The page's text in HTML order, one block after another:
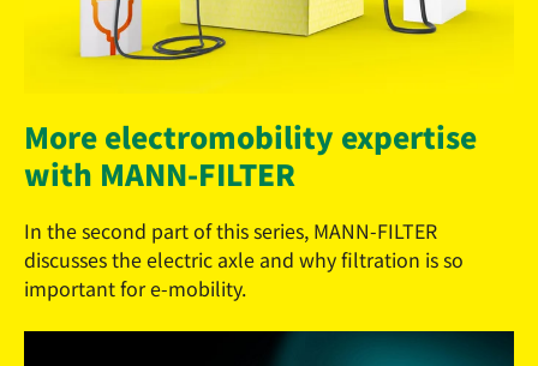
More electromobility expertise
with MANN-FILTER
In the second part of this series, MANN-FILTER
discusses the electric axle and why filtration is so
important for e-mobility.